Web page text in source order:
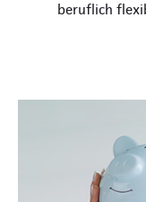
beruflich